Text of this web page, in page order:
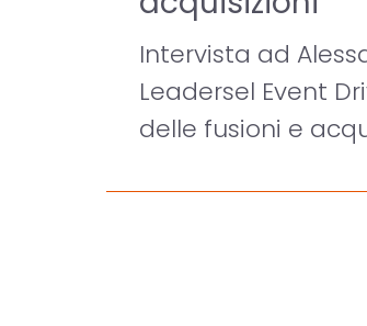
Intervista ad
Leadersel Event
delle fusioni e